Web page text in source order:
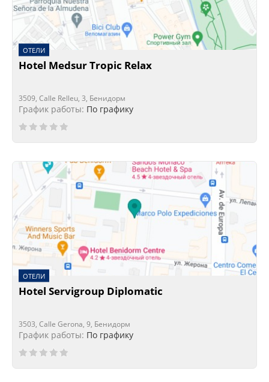
ОТЕЛИ
Hotel Medsur Tropic Relax
3509, Calle Relleu, 3, Бенидорм
График работы: По графику
ОТЕЛИ
Hotel Servigroup Diplomatic
3503, Calle Gerona, 9, Бенидорм
График работы: По графику